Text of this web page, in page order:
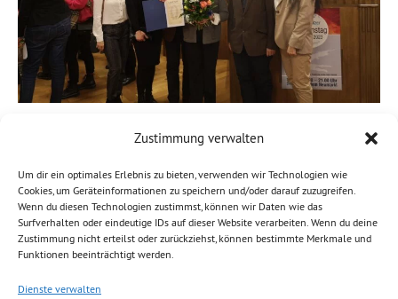
Zustimmung verwalten
Um dir ein optimales Erlebnis zu bieten, verwenden wir Technologien wie
Cookies, um Geräteinformationen zu speichern und/oder darauf zuzugreifen.
Wenn du diesen Technologien zustimmst, können wir Daten wie das
Surfverhalten oder eindeutige IDs auf dieser Website verarbeiten. Wenn du deine
Zustimmung nicht erteilst oder zurückziehst, können bestimmte Merkmale und
Funktionen beeinträchtigt werden.
Dienste verwalten
Mehr Sonne, mehr Wind, mehr Frieden: Heute war ich bei
und zuvor beim Globalen Klimastreik auf der Straße.
Frieden und Klimaschutz hängen eng zusammen. Die
Forderungen beim Klimastreik waren keineswegs radikal,
sondern der aktuellen Situation auf unserem Planeten